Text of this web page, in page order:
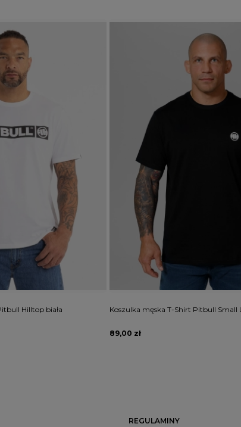
Hilltop biała Koszulka męska T-Shirt Pitbull Small
89,00 zł
REGULAMINY